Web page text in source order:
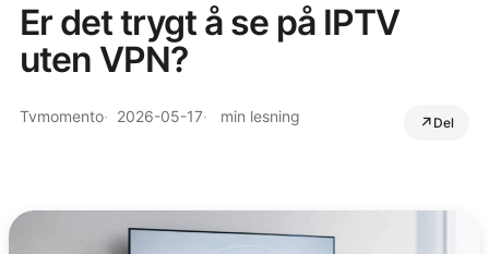
Er det trygt å se på IPTV
uten VPN?
Tvmomento 2026-05-17 min lesning Del